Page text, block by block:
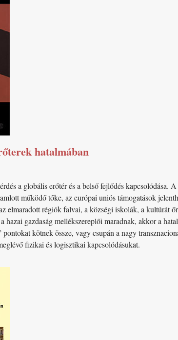
hatalmában
a globális erőtér és a belső fejlődés kapcsolódása.
működő tőke, az európai uniós támogatások
elmaradott régiók falvai, a községi iskolák, a kultúrát
hazai gazdaság mellékszereplői maradnak, akkor a
kötnek össze, vagy csupán a nagy
fizikai és logisztikai kapcsolódásukat.